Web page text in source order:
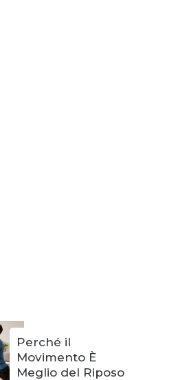
Perché il
Movimento È
Meglio del Riposo